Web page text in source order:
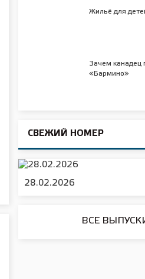
Жильё для
Зачем
«Бармино»
СВЕЖИЙ НОМЕР
28.02.2026
ВСЕ